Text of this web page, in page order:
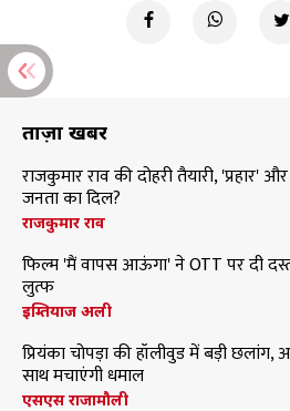
ताज़ा खबरें
राजकुमार राव की दोहरी तैयारी,
जनता का दिल?
राजकुमार राव
फिल्म 'मैं वापस आऊंगा' ने OTT पर दी
लुत्फ
इम्तियाज अली
प्रियंका चोपड़ा की हॉलीवुड में बड़ी
साथ मचाएंगी धमाल
एसएस राजामौली